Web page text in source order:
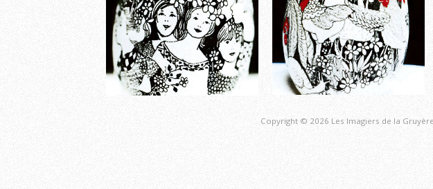
Copyright © 2026 Les Imagiers de la